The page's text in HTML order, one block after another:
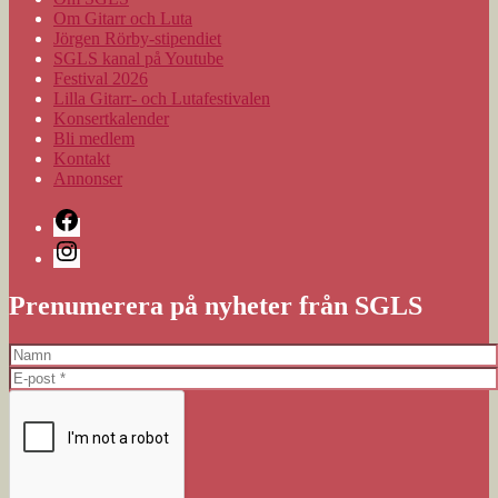
Om Gitarr och Luta
Jörgen Rörby-stipendiet
SGLS kanal på Youtube
Festival 2026
Lilla Gitarr- och Lutafestivalen
Konsertkalender
Bli medlem
Kontakt
Annonser
Facebook
Instagram
Prenumerera på nyheter från SGLS